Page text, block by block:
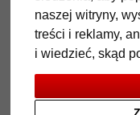
naszej witryny,
treści i reklamy,
i wiedzieć, skąd